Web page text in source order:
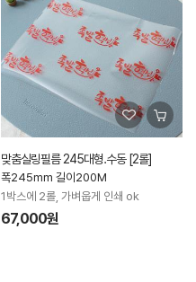
맞춤실링필름 245대형.수동 [2롤]
폭245mm 길이200M
1박스에 2롤, 가벼웁게 인쇄 ok
67,000원